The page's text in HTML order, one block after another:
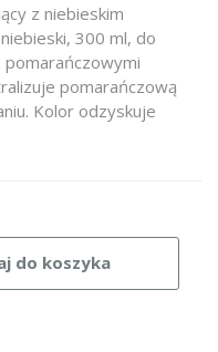
z niebieskim
300 ml, do
pomarańczowymi
pomarańczową
Kolor odzyskuje
do koszyka